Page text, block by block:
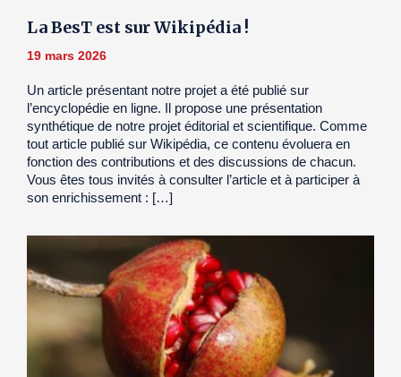
La BesT est sur Wikipédia !
19 mars 2026
Un article présentant notre projet a été publié sur
l’encyclopédie en ligne. Il propose une présentation
synthétique de notre projet éditorial et scientifique. Comme
tout article publié sur Wikipédia, ce contenu évoluera en
fonction des contributions et des discussions de chacun.
Vous êtes tous invités à consulter l’article et à participer à
son enrichissement : […]